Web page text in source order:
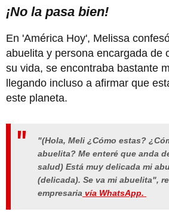
¡No la pasa bien!
En 'América Hoy', Melissa
abuelita y persona encargada de
su vida, se encontraba bastante
llegando incluso a afirmar que
este planeta.
"(Hola, Meli ¿Cómo estas?
abuelita? Me enteré que anda
salud) Está muy delicada mi
(delicada). Se va mi abuelita",
empresaria vía WhatsApp.